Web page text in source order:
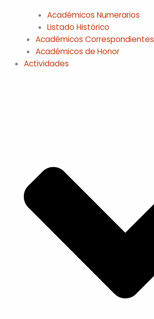
Académicos Numerarios
Listado Histórico
Académicos Correspondientes
Académicos de Honor
Actividades